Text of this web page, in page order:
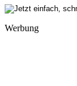
Werbung